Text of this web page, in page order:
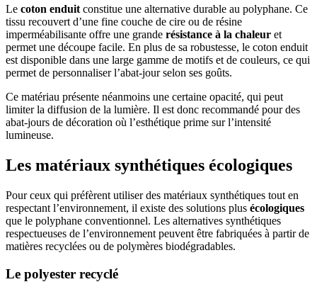
Le coton enduit constitue une alternative durable au polyphane. Ce
tissu recouvert d’une fine couche de cire ou de résine
imperméabilisante offre une grande résistance à la chaleur et
permet une découpe facile. En plus de sa robustesse, le coton enduit
est disponible dans une large gamme de motifs et de couleurs, ce qui
permet de personnaliser l’abat-jour selon ses goûts.
Ce matériau présente néanmoins une certaine opacité, qui peut
limiter la diffusion de la lumière. Il est donc recommandé pour des
abat-jours de décoration où l’esthétique prime sur l’intensité
lumineuse.
Les matériaux synthétiques écologiques
Pour ceux qui préfèrent utiliser des matériaux synthétiques tout en
respectant l’environnement, il existe des solutions plus écologiques
que le polyphane conventionnel. Les alternatives synthétiques
respectueuses de l’environnement peuvent être fabriquées à partir de
matières recyclées ou de polymères biodégradables.
Le polyester recyclé